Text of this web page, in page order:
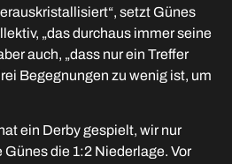
setzt Günes
„das durchaus immer seine
auch, „dass nur ein Treffer
Begegnungen zu wenig ist, um
ein Derby gespielt, wir nur
die 1:2 Niederlage. Vor